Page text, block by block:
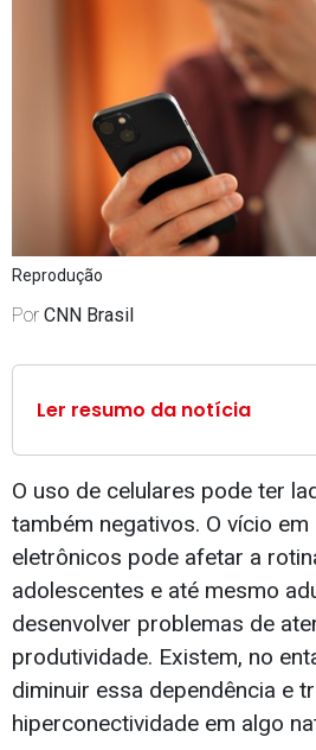
Reprodução
Por CNN Brasil
Ler resumo da notícia
O uso de celulares pode ter
também negativos. O vício
eletrônicos pode afetar a
adolescentes e até mesmo
desenvolver problemas de
produtividade. Existem, no
diminuir essa dependência e
hiperconectividade em algo